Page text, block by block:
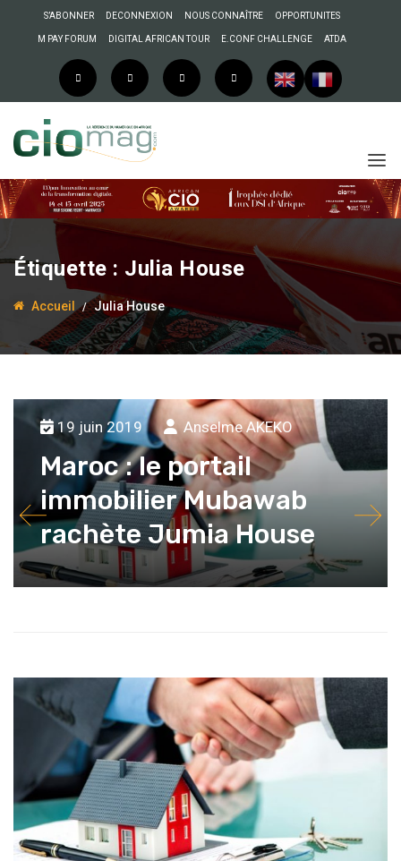
S’ABONNER DECONNEXION NOUS CONNAÎTRE OPPORTUNITES
M PAY FORUM DIGITAL AFRICAN TOUR E.CONF CHALLENGE ATDA
Étiquette : Julia House
Accueil Julia House
19 juin 2019 Anselme AKEKO
Maroc : le portail
immobilier Mubawab
rachète Jumia House